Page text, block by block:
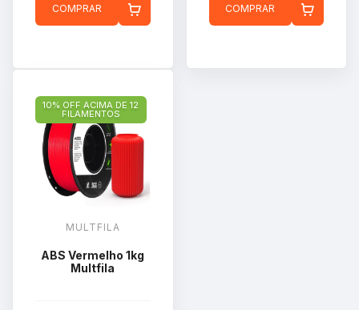
COMPRAR COMPRAR
10% OFF ACIMA DE 12
FILAMENTOS
MULTFILA
ABS Vermelho 1kg
Multfila